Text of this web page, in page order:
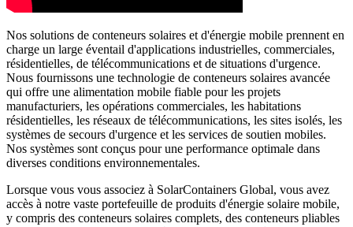
Nos solutions de conteneurs solaires et d'énergie mobile prennent en
charge un large éventail d'applications industrielles, commerciales,
résidentielles, de télécommunications et de situations d'urgence.
Nous fournissons une technologie de conteneurs solaires avancée
qui offre une alimentation mobile fiable pour les projets
manufacturiers, les opérations commerciales, les habitations
résidentielles, les réseaux de télécommunications, les sites isolés, les
systèmes de secours d'urgence et les services de soutien mobiles.
Nos systèmes sont conçus pour une performance optimale dans
diverses conditions environnementales.
Lorsque vous vous associez à SolarContainers Global, vous avez
accès à notre vaste portefeuille de produits d'énergie solaire mobile,
y compris des conteneurs solaires complets, des conteneurs pliables